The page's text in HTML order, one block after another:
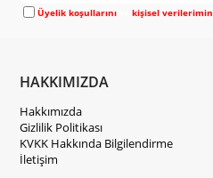
Üyelik koşullarını vekişisel verilerimin
HAKKIMIZDA
Hakkımızda
Gizlilik Politikası
KVKK Hakkında Bilgilendirme
İletişim